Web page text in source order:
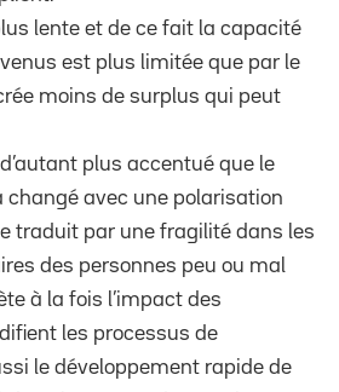
lente et de ce fait la capacité
est plus limitée que par le
moins de surplus qui peut
plus accentué que le
changé avec une polarisation
traduit par une fragilité dans les
des personnes peu ou mal
à la fois l’impact des
les processus de
le développement rapide de